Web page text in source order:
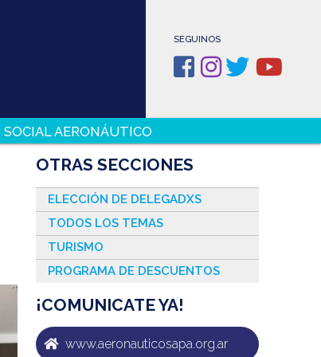
SEGUINOS
AERONÁUTICO
OTRAS SECCIONES
ELECCIÓN DE DELEGADXS
TODOS LOS TEMAS
TURISMO
PROGRAMA DE DESCUENTOS
¡COMUNICATE YA!
www.aeronauticosapa.org.ar